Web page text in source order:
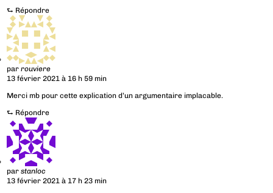
⮑ Répondre
parrouviere
13 février 2021 à 16 h 59 min
Merci mb pour cette explication d’un argumentaire implacable.
⮑ Répondre
parstanloc
13 février 2021 à 17 h 23 min